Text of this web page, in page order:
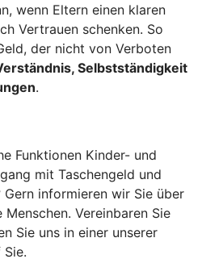
wenn Eltern einen klaren
Vertrauen schenken. So
der nicht von Verboten
Selbstständigkeit
.
Funktionen Kinder- und
mit Taschengeld und
informieren wir Sie über
Vereinbaren Sie
Sie uns in einer unserer